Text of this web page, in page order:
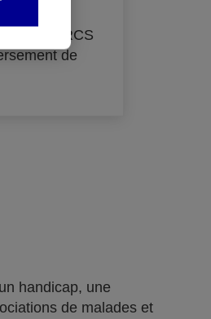
au RCS
de
handicap, une
de malades et